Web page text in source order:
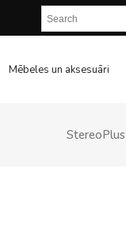
Mēbeles un aksesuāri
StereoPlus